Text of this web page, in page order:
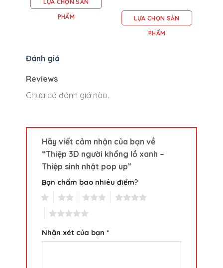
LỰA CHỌN SẢN
PHẨM
LỰA CHỌN SẢN
PHẨM
Đánh giá
Reviews
Chưa có đánh giá nào.
Hãy viết cảm nhận của bạn về
“Thiệp 3D người khổng lồ xanh –
Thiệp sinh nhật pop up”
Bạn chấm bao nhiêu điểm?
Nhận xét của bạn *